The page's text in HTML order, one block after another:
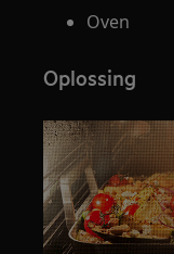
Oven
Oplossing